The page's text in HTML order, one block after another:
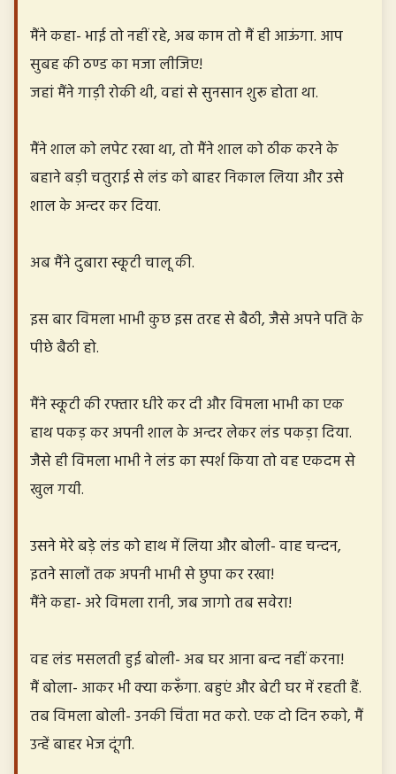
मैंने कहा- भाई तो नहीं रहे, अब काम तो मैं ही आऊंगा. आप
सुबह की ठण्ड का मजा लीजिए!
जहां मैंने गाड़ी रोकी थी, वहां से सुनसान शुरू होता था.
मैंने शाल को लपेट रखा था, तो मैंने शाल को ठीक करने के
बहाने बड़ी चतुराई से लंड को बाहर निकाल लिया और उसे
शाल के अन्दर कर दिया.
अब मैंने दुबारा स्कूटी चालू की.
इस बार विमला भाभी कुछ इस तरह से बैठी, जैसे अपने पति के
पीछे बैठी हो.
मैंने स्कूटी की रफ्तार धीरे कर दी और विमला भाभी का एक
हाथ पकड़ कर अपनी शाल के अन्दर लेकर लंड पकड़ा दिया.
जैसे ही विमला भाभी ने लंड का स्पर्श किया तो वह एकदम से
खुल गयी.
उसने मेरे बड़े लंड को हाथ में लिया और बोली- वाह चन्दन,
इतने सालों तक अपनी भाभी से छुपा कर रखा!
मैंने कहा- अरे विमला रानी, जब जागो तब सवेरा!
वह लंड मसलती हुई बोली- अब घर आना बन्द नहीं करना!
मैं बोला- आकर भी क्या करूँगा. बहुएं और बेटी घर में रहती हैं.
तब विमला बोली- उनकी चिंता मत करो. एक दो दिन रुको, मैं
उन्हें बाहर भेज दूंगी.